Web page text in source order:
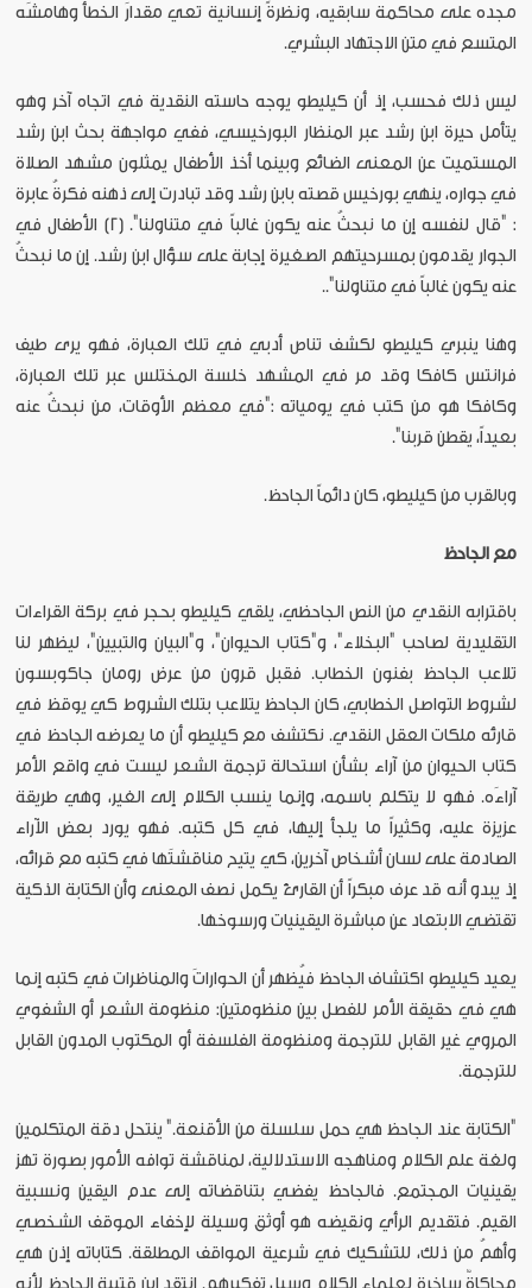
مجده على محاكمة سابقيه، ونظرةً إنسانية تعي مقدارَ الخطأ وهامشَه
المتسع في متن الاجتهاد البشري.
ليس ذلك فحسب، إذ أن كيليطو يوجه حاسته النقدية في اتجاه آخر وهو
يتأمل حيرة ابن رشد عبر المنظار البورخيسي، ففي مواجهة بحث ابن رشد
المستميت عن المعنى الضائع وبينما أخذ الأطفال يمثلون مشهد الصلاة
في جواره، ينهي بورخيس قصته بابن رشد وقد تبادرت إلى ذهنه فكرةُ عابرة
: "قال لنفسه إن ما نبحثُ عنه يكون غالباً في متناولنا". (2) الأطفال في
الجوار يقدمون بمسرحيتهم الصغيرة إجابة على سؤال ابن رشد. إن ما نبحثُ
عنه يكون غالباً في متناولنا"..
وهنا ينبري كيليطو لكشف تناص أدبي في تلك العبارة، فهو يرى طيف
فرانتس كافكا وقد مر في المشهد خلسة المختلس عبر تلك العبارة،
وكافكا هو من كتب في يومياته :"في معظم الأوقات، من نبحثُ عنه
بعيداً، يقطن قربنا".
وبالقرب من كيليطو، كان دائماً الجاحظ.
مع الجاحظ
باقترابه النقدي من النص الجاحظي، يلقي كيليطو بحجر في بركة القراءات
التقليدية لصاحب "البخلاء"، و"كتاب الحيوان"، و"البيان والتبيين"، ليظهر لنا
تلاعب الجاحظ بفنون الخطاب. فقبل قرون من عرض رومان جاكوبسون
لشروط التواصل الخطابي، كان الجاحظ يتلاعب بتلك الشروط كي يوقظ في
قارئه ملكات العقل النقدي. نكتشف مع كيليطو أن ما يعرضه الجاحظ في
كتاب الحيوان من آراء بشأن استحالة ترجمة الشعر ليست في واقع الأمر
آراءَه. فهو لا يتكلم باسمه، وإنما ينسب الكلام إلى الغير، وهي طريقة
عزيزة عليه، وكثيراً ما يلجأ إليها، في كل كتبه. فهو يورد بعض الآراء
الصادمة على لسان أشخاص آخرين، كي يتيح مناقشتَها في كتبه مع قرائه،
إذ يبدو أنه قد عرف مبكراً أن القارئ يكمل نصف المعنى وأن الكتابة الذكية
تقتضي الابتعاد عن مباشرة اليقينيات ورسوخها.
يعيد كيليطو اكتشاف الجاحظ فيُظهر أن الحواراتَ والمناظرات في كتبه إنما
هي في حقيقة الأمر للفصل بين منظومتين: منظومة الشعر أو الشفوي
المروي غير القابل للترجمة ومنظومة الفلسفة أو المكتوب المدون القابل
للترجمة.
"الكتابة عند الجاحظ هي حمل سلسلة من الأقنعة." ينتحل دقة المتكلمين
ولغة علم الكلام ومناهجه الاستدلالية، لمناقشة توافه الأمور بصورة تهز
يقينيات المجتمع. فالجاحظ يفضي بتناقضاته إلى عدم اليقين ونسبية
القيم. فتقديم الرأي ونقيضه هو أوثق وسيلة لإخفاء الموقف الشخصي
وأهمُ من ذلك، للتشكيك في شرعية المواقف المطلقة. كتاباته إذن هي
محاكاةٌ ساخرة لعلماء الكلام وسبل تفكيرهم. انتقد ابن قتيبة الجاحظ لأنه